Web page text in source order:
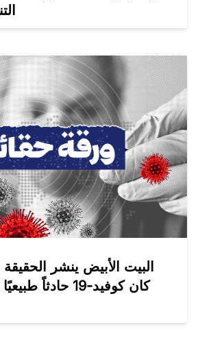
البيت الأبيض ينشر
كان كوفيد-19